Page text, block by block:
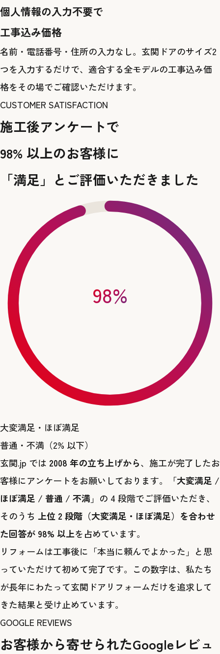
個人情報の入力不要で
工事込み価格
名前・電話番号・住所の入力なし。玄関ドアのサイズ2
つを入力するだけで、適合する全モデルの工事込み価
格をその場でご確認いただけます。
CUSTOMER SATISFACTION
施工後アンケートで
98% 以上のお客様に
「満足」とご評価いただきました
98%
大変満足・ほぼ満足
普通・不満（2% 以下）
玄関.jp では 2008 年の立ち上げから、施工が完了したお
客様にアンケートをお願いしております。「大変満足 /
ほぼ満足 / 普通 / 不満」の 4 段階でご評価いただき、
そのうち 上位 2 段階（大変満足・ほぼ満足）を合わせ
た回答が 98% 以上を占めています。
リフォームは工事後に「本当に頼んでよかった」と思
っていただけて初めて完了です。この数字は、私たち
が長年にわたって玄関ドアリフォームだけを追求して
きた結果と受け止めています。
GOOGLE REVIEWS
お客様から寄せられたGoogleレビュ